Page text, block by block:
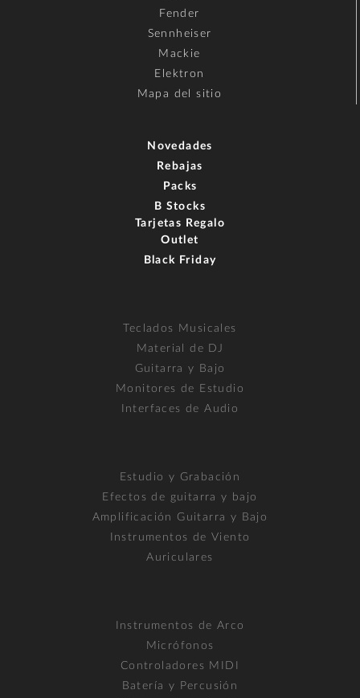
Fender
Sennheiser
Mackie
Elektron
Mapa del sitio
Novedades
Rebajas
Packs
B Stocks
Tarjetas Regalo
Outlet
Black Friday
Teclados Musicales
Material de DJ
Guitarra y Bajo
Monitores de Estudio
Interfaces de Audio
Estudio y Grabación
Efectos de guitarra y bajo
Amplificación Guitarra y Bajo
Instrumentos de Viento
Auriculares
Instrumentos de Arco
Micrófonos
Controladores MIDI
Batería y Percusión